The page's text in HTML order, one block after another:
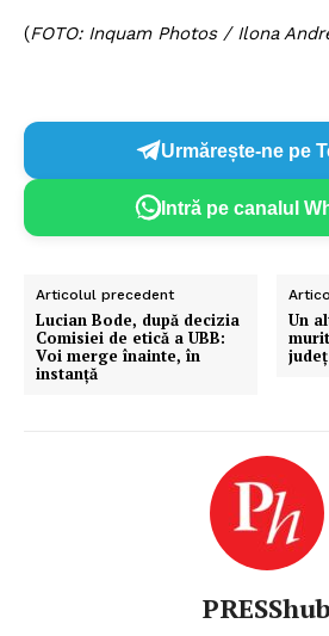
(FOTO: Inquam Photos / Ilona
Urmărește-ne pe
Intră pe canalul
Articolul precedent
Lucian Bode, după decizia
Comisiei de etică a UBB:
Voi merge înainte, în
instanță
Un
județ
PRESShub